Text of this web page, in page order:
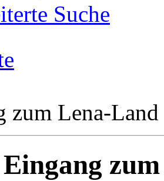
Suche
zum Lena-Land
Eingang